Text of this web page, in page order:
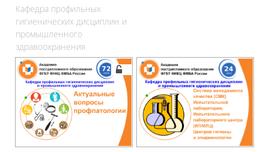
Кафедра профильных
гигиенических дисциплин и
промышленного
здравоохранения